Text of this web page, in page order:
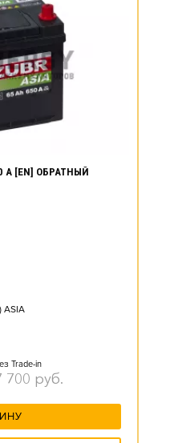
А [EN] ОБРАТНЫЙ
ASIA
Trade-in
700 руб.